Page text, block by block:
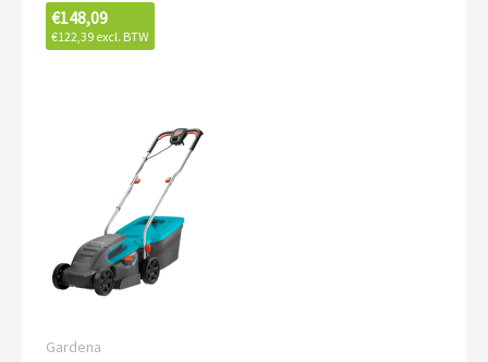
€148,09
€122,39 excl. BTW
Gardena